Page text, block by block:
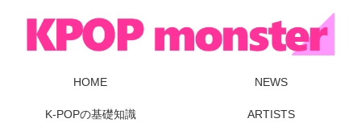
HOME NEWS
K-POPの基礎知識 ARTISTS